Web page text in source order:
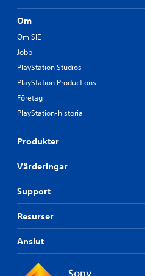
Om
Om SIE
Jobb
PlayStation Studios
PlayStation Productions
Företag
PlayStation-historia
Produkter
Värderingar
Support
Resurser
Anslut